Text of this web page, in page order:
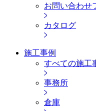
お問い合わせ
カタログ
施工事例
すべての施工
事務所
倉庫